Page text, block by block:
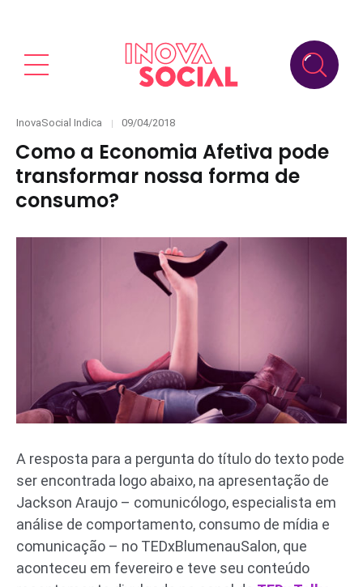
Categories
InovaSocial Indica
Posted
09/04/2018
Como a Economia Afetiva pode
transformar nossa forma de
consumo?
A resposta para a pergunta do título do texto pode
ser encontrada logo abaixo, na apresentação de
Jackson Araujo – comunicólogo, especialista em
análise de comportamento, consumo de mídia e
comunicação – no TEDxBlumenauSalon, que
aconteceu em fevereiro e teve seu conteúdo